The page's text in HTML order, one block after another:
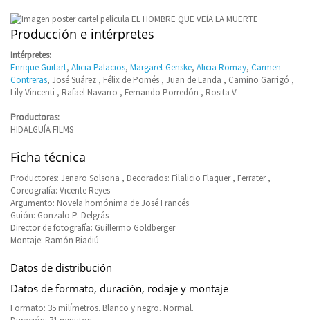
Producción e intérpretes
Intérpretes:
Enrique Guitart, Alicia Palacios, Margaret Genske, Alicia Romay, Carmen
Contreras, José Suárez , Félix de Pomés , Juan de Landa , Camino Garrigó ,
Lily Vincenti , Rafael Navarro , Fernando Porredón , Rosita V
Productoras:
HIDALGUÍA FILMS
Ficha técnica
Productores: Jenaro Solsona , Decorados: Filalicio Flaquer , Ferrater ,
Coreografía: Vicente Reyes
Argumento: Novela homónima de José Francés
Guión: Gonzalo P. Delgrás
Director de fotografía: Guillermo Goldberger
Montaje: Ramón Biadiú
Datos de distribución
Datos de formato, duración, rodaje y montaje
Formato: 35 milímetros. Blanco y negro. Normal.